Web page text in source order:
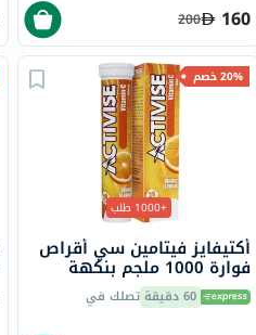
160
200
20% خصم
+1000 طلب
أكتيفايز فيتامين سي أقراص
فوارة 1000 ملجم بنكهة
البرتقال حزمة من 20
60 دقيقة تصلك في